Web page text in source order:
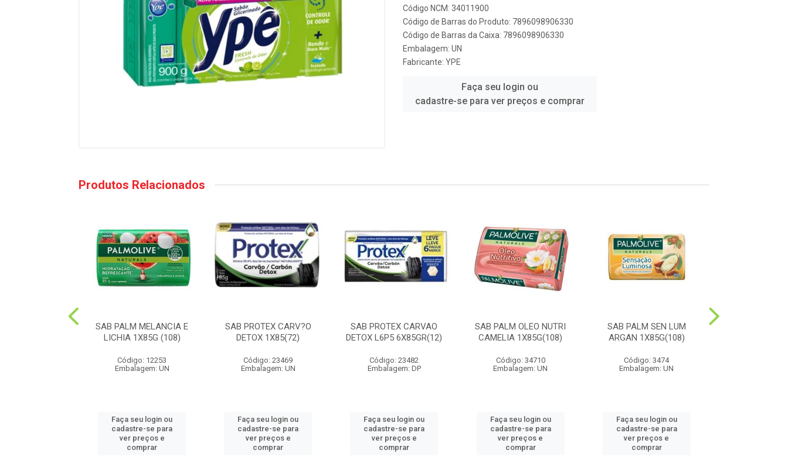
Código NCM: 34011900
Código de Barras do Produto: 7896098906330
Código de Barras da Caixa: 7896098906330
Embalagem: UN
Fabricante: YPE
Faça seu login ou
cadastre-se para ver preços e comprar
Produtos Relacionados
SAB PALM MELANCIA E
LICHIA 1X85G (108)
Código: 12253
Embalagem: UN
Faça seu login ou
cadastre-se para
ver preços e
comprar
SAB PROTEX CARV?O
DETOX 1X85(72)
Código: 23469
Embalagem: UN
Faça seu login ou
cadastre-se para
ver preços e
comprar
SAB PROTEX CARVAO
DETOX L6P5 6X85GR(12)
Código: 23482
Embalagem: DP
Faça seu login ou
cadastre-se para
ver preços e
comprar
SAB PALM OLEO NUTRI
CAMELIA 1X85G(108)
Código: 34710
Embalagem: UN
Faça seu login ou
cadastre-se para
ver preços e
comprar
SAB PALM SEN LUM
ARGAN 1X85G(108)
Código: 3474
Embalagem: UN
Faça seu login ou
cadastre-se para
ver preços e
comprar